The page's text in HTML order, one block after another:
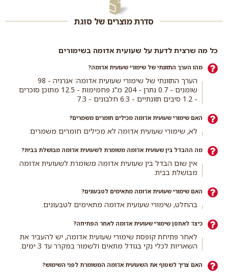
סדרת מוצרים של סוגת
כל מה שרצית לדעת על שעועית אדומה בשימורים
מהו הערך התזונתי של שימורי שעועית אדומה?
הערך התזונתי של שימורי שעועית אדומה: אנרגיה - 98
שומנים - 0.7 נתרן - 204 מ"ג פחמימות - 12.5 מתוכן סוכרים
- 1.2 סיבים תזונתיים - 6.3 חלבונים - 7.3
האם שימורי שעועית אדומה מכילים חומרים משמרים?
לא, שימורי שעועית אדומה לא מכילים חומרים משמרים.
מה ההבדל בין שעועית אדומה משומרת לשעועית אדומה מבושלת בבית?
אין שום הבדל בין שעועית אדומה משומרת לשעועית אדומה
מבושלת בבית.
האם שימורי שעועית אדומה מתאימים לטבעונים?
בהחלט, שימורי שעועית אדומה מתאימים לטבעונים.
כיצד לאחסן שימורי שעועית אדומה לאחר הפתיחה?
לאחר פתיחת קופסת שימורי שעועית אדומה, יש להעביר את
השאריות לכלי נקי בגודל מתאים ולשמור במקרר עד 3 ימים.
האם צריך לשטוף את השעועית אדומה המשומרת לפני השימוש?